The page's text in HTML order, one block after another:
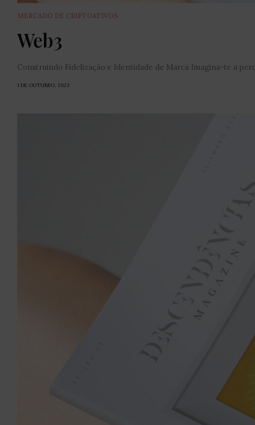
MERCADO DE CRIPTOATIVOS
Web3
Construindo Fidelização e Identidade de Marca Imagina-te a
1 DE OUTUBRO, 2023